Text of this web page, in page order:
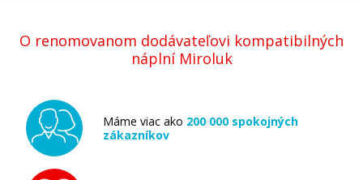
O renomovanom dodávateľovi kompatibilných
náplní Miroluk
Máme viac ako 200 000 spokojných
zákazníkov